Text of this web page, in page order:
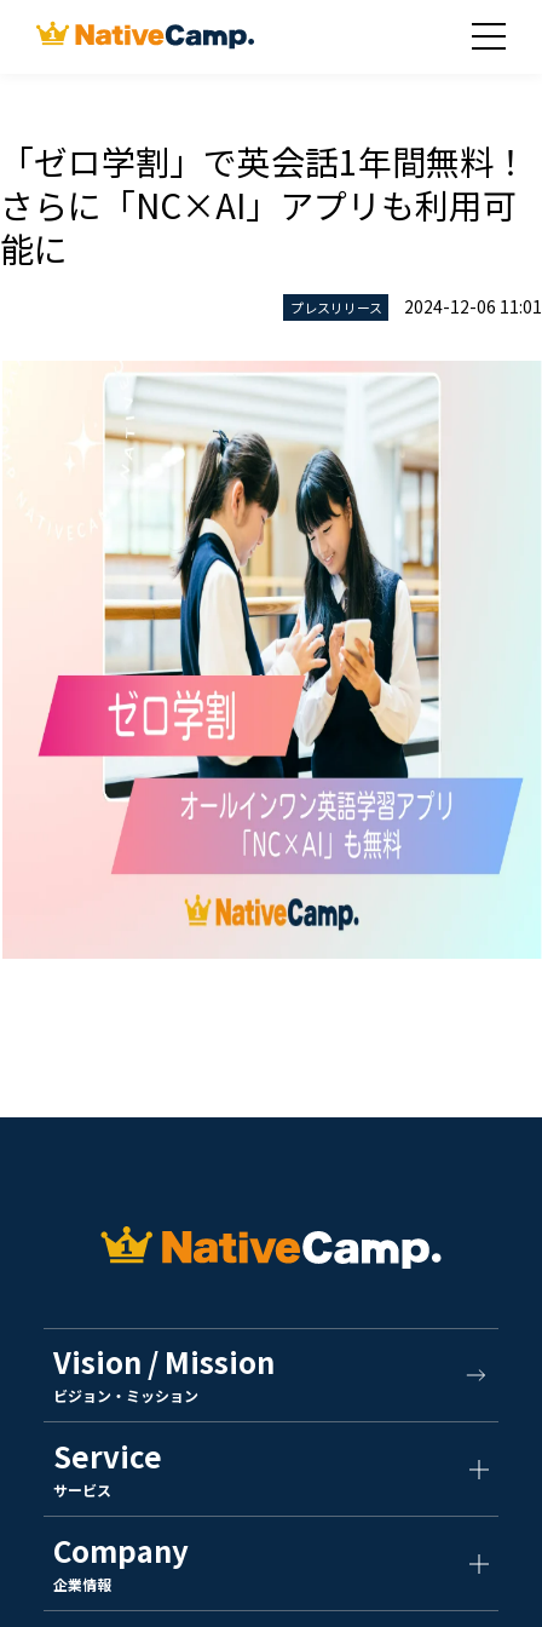
「ゼロ学割」で英会話1年間無料！
さらに「NC×AI」アプリも利用可
能に
プレスリリース 2024-12-06 11:01
Vision / Mission
ビジョン・ミッション
Service
サービス
Company
企業情報